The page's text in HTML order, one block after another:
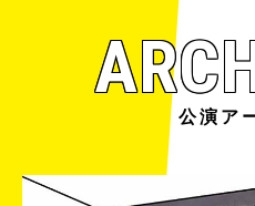
公演ア